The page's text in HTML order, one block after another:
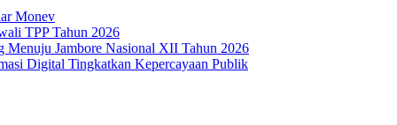
Monev
TPP Tahun 2026
Menuju Jambore Nasional XII Tahun 2026
Digital Tingkatkan Kepercayaan Publik